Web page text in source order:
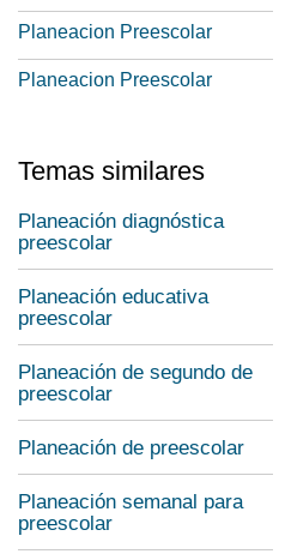
Planeacion Preescolar
Planeacion Preescolar
Temas similares
Planeación diagnóstica
preescolar
Planeación educativa
preescolar
Planeación de segundo de
preescolar
Planeación de preescolar
Planeación semanal para
preescolar